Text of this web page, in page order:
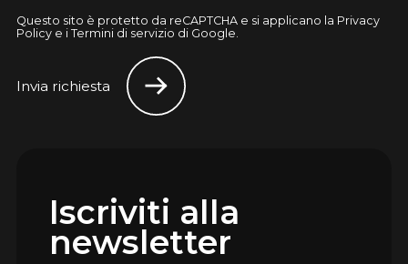
Questo sito è protetto da reCAPTCHA e si applicano la Privacy
Policy e i Termini di servizio di Google.
Invia richiesta
Iscriviti alla
newsletter